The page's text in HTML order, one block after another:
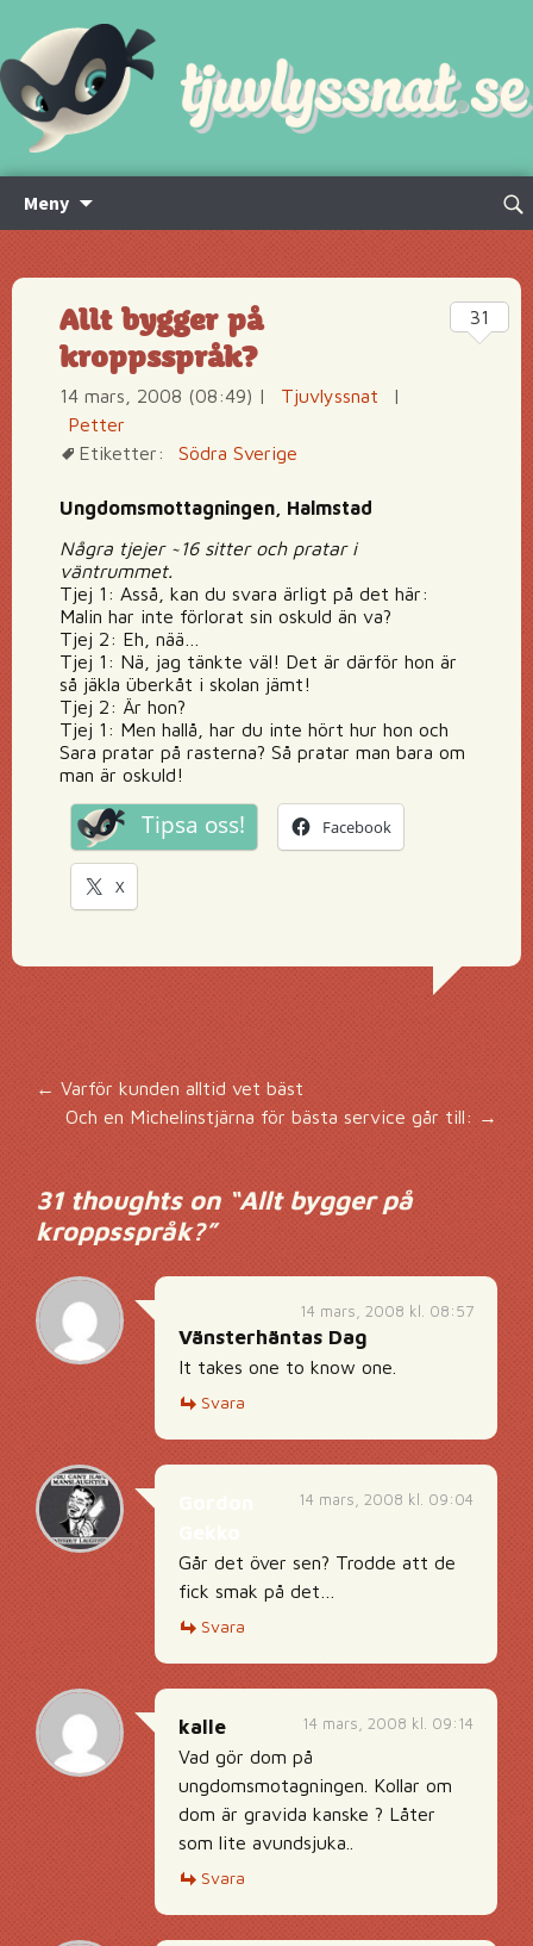
Meny
innehåll
Sök
Allt bygger på
kroppsspråk?
14 mars, 2008 (08:49) | Tjuvlyssnat
|
Petter
Etiketter:
Södra Sverige
Ungdomsmottagningen, Halmstad
Några tjejer ~16 sitter och pratar i
väntrummet.
Tjej 1: Asså, kan du svara ärligt på det här:
Malin har inte förlorat sin oskuld än va?
Tjej 2: Eh, nää…
Tjej 1: Nä, jag tänkte väl! Det är därför hon är
så jäkla überkåt i skolan jämt!
Tjej 2: Är hon?
Tjej 1: Men hallå, har du inte hört hur hon och
Sara pratar på rasterna? Så pratar man bara om
man är oskuld!
Tipsa oss! Facebook
X
31
Inläggsnavigering
← Varför kunden alltid vet bäst
Och en Michelinstjärna för bästa service går till: →
31 thoughts on “Allt bygger på
kroppsspråk?”
14 mars, 2008 kl. 08:57
Vänsterhäntas Dag
It takes one to know one.
Svara
14 mars, 2008 kl. 09:04
Går det över sen? Trodde att de
fick smak på det…
Svara
14 mars, 2008 kl. 09:14
kalle
Vad gör dom på
ungdomsmotagningen. Kollar om
dom är gravida kanske ? Låter
som lite avundsjuka..
Svara